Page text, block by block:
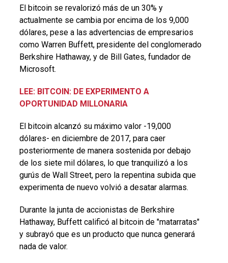
El bitcoin se revalorizó más de un 30% y
actualmente se cambia por encima de los 9,000
dólares, pese a las advertencias de empresarios
como Warren Buffett, presidente del conglomerado
Berkshire Hathaway, y de Bill Gates, fundador de
Microsoft.
LEE: BITCOIN: DE EXPERIMENTO A
OPORTUNIDAD MILLONARIA
El bitcoin alcanzó su máximo valor -19,000
dólares- en diciembre de 2017, para caer
posteriormente de manera sostenida por debajo
de los siete mil dólares, lo que tranquilizó a los
gurús de Wall Street, pero la repentina subida que
experimenta de nuevo volvió a desatar alarmas.
Durante la junta de accionistas de Berkshire
Hathaway, Buffett calificó al bitcoin de "matarratas"
y subrayó que es un producto que nunca generará
nada de valor.